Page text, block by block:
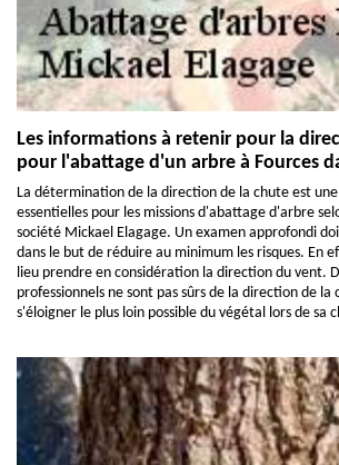
Les informations à retenir pour la
pour l'abattage d'un arbre à Fources
La détermination de la direction de la chute est
essentielles pour les missions d'abattage d'arbre
société Mickael Elagage. Un examen approfondi
dans le but de réduire au minimum les risques. En
lieu prendre en considération la direction du vent.
professionnels ne sont pas sûrs de la direction de
s'éloigner le plus loin possible du végétal lors de sa